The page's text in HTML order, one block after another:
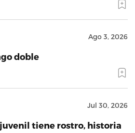
Ago 3, 2026
doble
Jul 30, 2026
tiene rostro, historia